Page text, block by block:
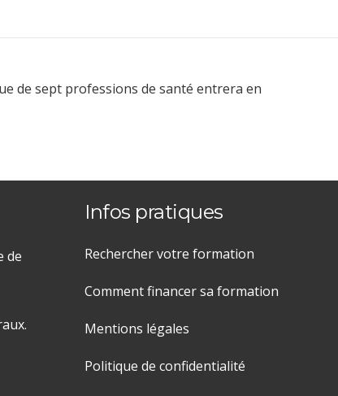
de sept professions de santé entrera en
de
Infos pratiques
Rechercher votre formation
Comment financer sa formation
Mentions légales
Politique de confidentialité